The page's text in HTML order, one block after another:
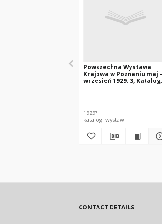
Powszechna Wystawa
Krajowa w Poznaniu maj -
wrzesień 1929. 3, Katalog
7 lipca 1929 na Terenach
Zachodnich Wystawy
1929?
katalogi wystaw
CONTACT DETAILS